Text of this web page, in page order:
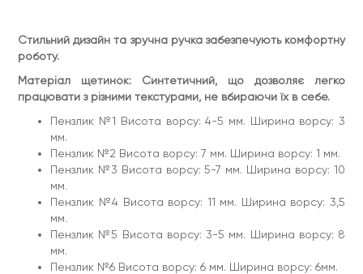
мм
Пензлик №10 Довжина ворсу: 6 мм Ширина ворсу: 10
мм
Пензлик №11 Довжина ворсу: 11 мм Ширина ворсу: 6
мм
Стильний дизайн та зручна ручка забезпечують комфортну
роботу.
Матеріал щетинок: Синтетичний, що дозволяє легко
працювати з різними текстурами, не вбираючи їх в себе.
Пензлик №1 Висота ворсу: 4-5 мм. Ширина ворсу: 3
мм.
Пензлик №2 Висота ворсу: 7 мм. Ширина ворсу: 1 мм.
Пензлик №3 Висота ворсу: 5-7 мм. Ширина ворсу: 10
мм.
Пензлик №4 Висота ворсу: 11 мм. Ширина ворсу: 3,5
мм.
Пензлик №5 Висота ворсу: 3-5 мм. Ширина ворсу: 8
мм.
Пензлик №6 Висота ворсу: 6 мм. Ширина ворсу: 6мм.